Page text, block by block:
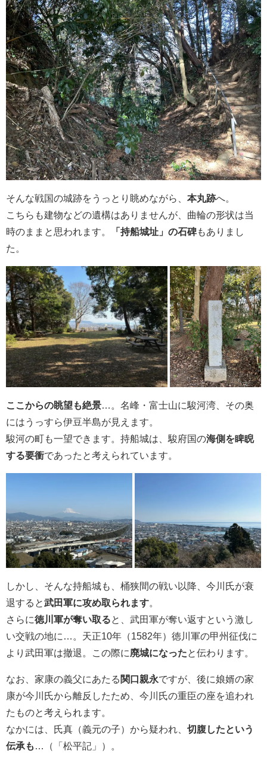
そんな戦国の城跡をうっとり眺めながら、 本丸跡へ。
こちらも建物などの遺構はありませんが、曲輪の形状は当
時のままと思われます。
「持船城址」の石碑もありまし
た。
ここからの眺望も絶景…。名峰・富士山に駿河湾、その奥
にはうっすら伊豆半島が見えます。
駿河の町も一望できます。持船城は、駿府国の海側を睥睨
する要衝であったと考えられています。
しかし、そんな持船城も、桶狭間の戦い以降、今川氏が衰
退すると武田軍に攻め取られます
さらに徳川軍が奪い取る と、武田軍が奪い返すという激し
い交戦の地に…。天正10年（1582年）徳川軍の甲州征伐に
より武田軍は撤退。この際に廃城になった と伝わります。
なお、家康の義父にあたる 関口親永ですが、後に娘婿の家
康が今川氏から離反したため、今川氏の重臣の座を追われ
たものと考えられます。
なかには、氏真（義元の子）から疑われ、 切腹したという
伝承も
…（「松平記」）。